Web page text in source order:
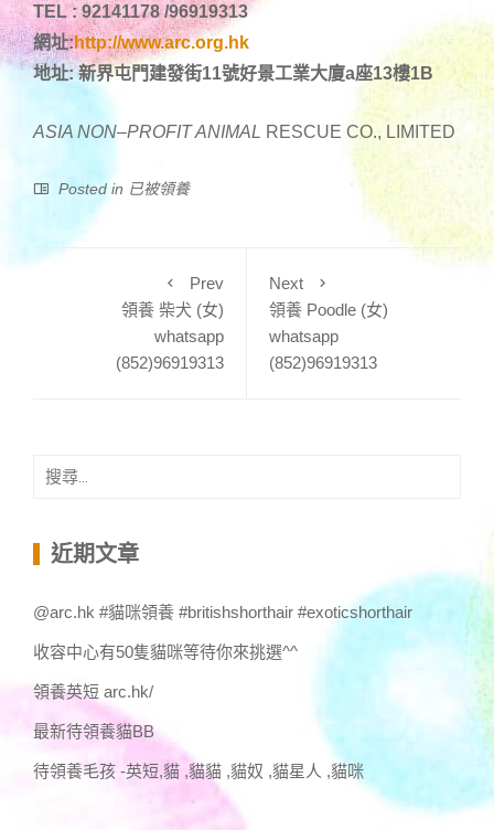
TEL : 92141178 /96919313
網址:http://www.arc.org.hk
地址: 新界屯門建發街11號好景工業大廈a座13樓1B
ASIA NON–PROFIT ANIMAL RESCUE CO., LIMITED
Posted in 已被領養
Prev
領養 柴犬 (女)
whatsapp
(852)96919313
Next
領養 Poodle (女)
whatsapp
(852)96919313
搜
鍵 近期文章
@arc.hk #貓咪領養 #britishshorthair #exoticshorthair
收容中心有50隻貓咪等待你來挑選^^
領養英短 arc.hk/
最新待領養貓BB
待領養毛孩 -英短,貓 ,貓貓 ,貓奴 ,貓星人 ,貓咪